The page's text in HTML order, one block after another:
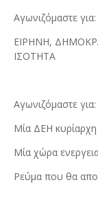
Αγωνιζόμαστε για:
ΕΙΡΗΝΗ,
ΙΣΟΤΗΤΑ
Αγωνιζόμαστε για:
Μία ΔΕΗ κυρίαρχη
Μία χώρα
Ρεύμα που θα